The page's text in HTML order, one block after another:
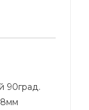
90град.